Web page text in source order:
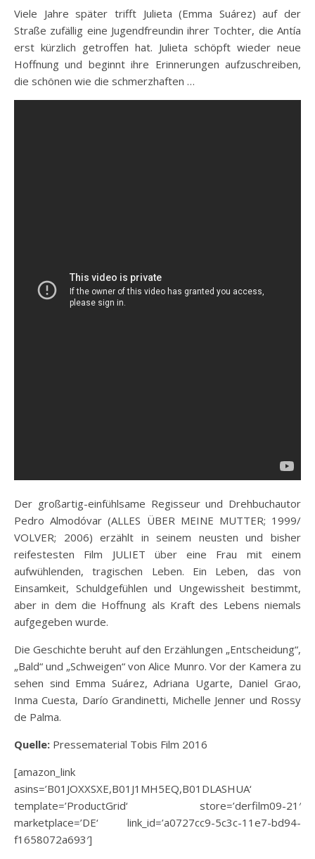
Viele Jahre später trifft Julieta (Emma Suárez) auf der
Straße zufällig eine Jugendfreundin ihrer Tochter, die Antía
erst kürzlich getroffen hat. Julieta schöpft wieder neue
Hoffnung und beginnt ihre Erinnerungen aufzuschreiben,
die schönen wie die schmerzhaften …
Der großartig-einfühlsame Regisseur und Drehbuchautor
Pedro Almodóvar (ALLES ÜBER MEINE MUTTER; 1999/
VOLVER; 2006) erzählt in seinem neusten und bisher
reifestesten Film JULIET über eine Frau mit einem
aufwühlenden, tragischen Leben. Ein Leben, das von
Einsamkeit, Schuldgefühlen und Ungewissheit bestimmt,
aber in dem die Hoffnung als Kraft des Lebens niemals
aufgegeben wurde.
Die Geschichte beruht auf den Erzählungen „Entscheidung“,
„Bald“ und „Schweigen“ von Alice Munro. Vor der Kamera zu
sehen sind Emma Suárez, Adriana Ugarte, Daniel Grao,
Inma Cuesta, Darío Grandinetti, Michelle Jenner und Rossy
de Palma.
Quelle: Pressematerial Tobis Film 2016
[amazon_link
asins=’B01JOXXSXE,B01J1MH5EQ,B01DLASHUA‘
template=’ProductGrid‘ store=’derfilm09-21′
marketplace=’DE‘ link_id=’a0727cc9-5c3c-11e7-bd94-
f1658072a693′]